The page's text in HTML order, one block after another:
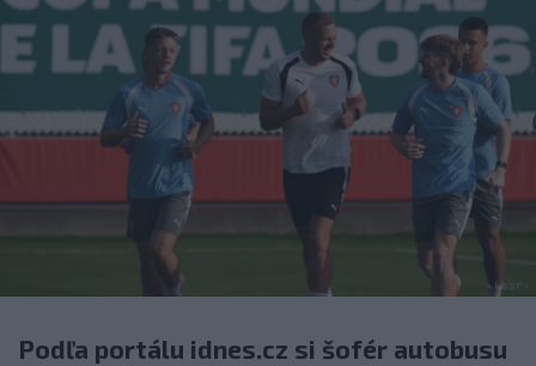
Podľa portálu idnes.cz si šofér autobusu